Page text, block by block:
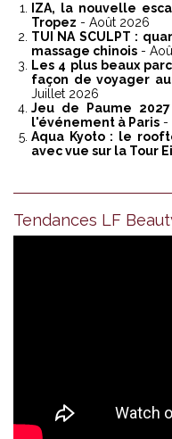
IZA, la nouvelle
Tropez - Août 2026
TUI NA SCULPT :
massage chinois -
Les 4 plus beaux
façon de voyager
Juillet 2026
Jeu de Paume
l'événement à Paris -
Aqua Kyoto : le
avec vue sur la Tour
Tendances LF